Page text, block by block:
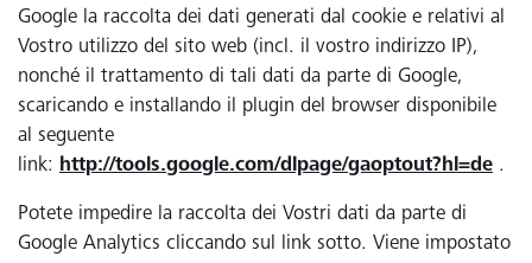
Google la raccolta dei dati generati dal cookie e relativi al
Vostro utilizzo del sito web (incl. il vostro indirizzo IP),
nonché il trattamento di tali dati da parte di Google,
scaricando e installando il plugin del browser disponibile
al seguente
link: http://tools.google.com/dlpage/gaoptout?hl=de .
Potete impedire la raccolta dei Vostri dati da parte di
Google Analytics cliccando sul link sotto. Viene impostato